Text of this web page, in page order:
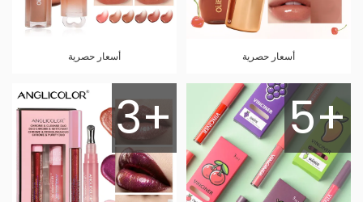
أسعار حصرية أسعار حصرية
5+
3+